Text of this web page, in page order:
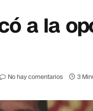
a la
No hay comentarios 3